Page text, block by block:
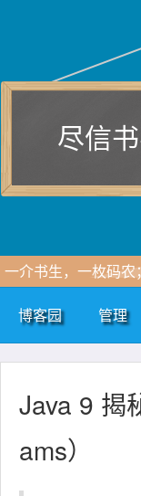
尽信
一介书生，一枚码农
博客园 管理
Java 9 揭
ams）